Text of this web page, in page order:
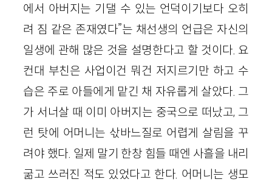
에서 아버지는 기댈 수 있는 언덕이기보다 오히
려 짐 같은 존재였다”는 채선생의 언급은 자신의
일생에 관해 많은 것을 설명한다고 할 것이다. 요
컨대 부친은 사업이건 뭐건 저지르기만 하고 수
습은 주로 아들에게 맡긴 채 자유롭게 살았다. 그
가 서너살 때 이미 아버지는 중국으로 떠났고, 그
런 탓에 어머니는 삯바느질로 어렵게 살림을 꾸
려야 했다. 일제 말기 한창 힘들 때엔 사흘을 내리
굶고 쓰러진 적도 있었다고 한다. 어머니는 생모